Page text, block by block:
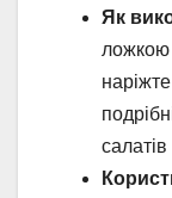
Як
ложкою